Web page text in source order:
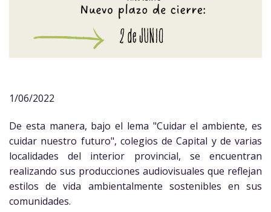
1/06/2022
De esta manera, bajo el lema "Cuidar el ambiente, es
cuidar nuestro futuro", colegios de Capital y de varias
localidades del interior provincial, se encuentran
realizando sus producciones audiovisuales que reflejan
estilos de vida ambientalmente sostenibles en sus
comunidades.